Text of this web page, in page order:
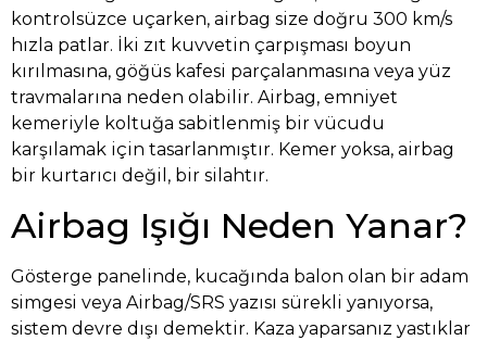
kontrolsüzce uçarken, airbag size doğru 300 km/s
hızla patlar. İki zıt kuvvetin çarpışması boyun
kırılmasına, göğüs kafesi parçalanmasına veya yüz
travmalarına neden olabilir. Airbag, emniyet
kemeriyle koltuğa sabitlenmiş bir vücudu
karşılamak için tasarlanmıştır. Kemer yoksa, airbag
bir kurtarıcı değil, bir silahtır.
Airbag Işığı Neden Yanar?
Gösterge panelinde, kucağında balon olan bir adam
simgesi veya Airbag/SRS yazısı sürekli yanıyorsa,
sistem devre dışı demektir. Kaza yaparsanız yastıklar